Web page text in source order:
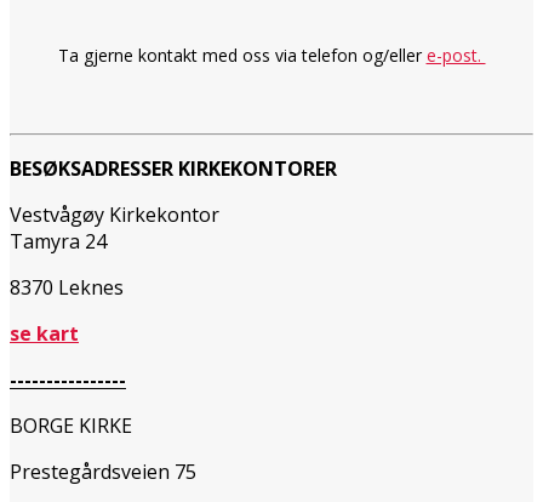
Ta gjerne kontakt med oss via telefon og/ellere-post.
BESØKSADRESSER KIRKEKONTORER
Vestvågøy Kirkekontor
Tamyra 24
8370 Leknes
se kart
----------------
BORGE KIRKE
Prestegårdsveien 75